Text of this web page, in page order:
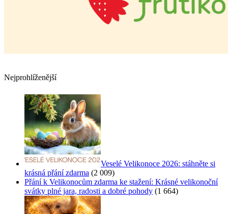
Nejprohlíženější
Veselé Velikonoce 2026: stáhněte si
krásná přání zdarma (2 009)
Přání k Velikonocům zdarma ke stažení: Krásné velikonoční
svátky plné jara, radosti a dobré pohody (1 664)